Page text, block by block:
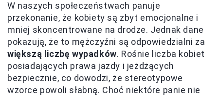
W naszych społeczeństwach panuje
przekonanie, że kobiety są zbyt emocjonalne i
mniej skoncentrowane na drodze. Jednak dane
pokazują, że to mężczyźni są odpowiedzialni za
większą liczbę wypadków. Rośnie liczba kobiet
posiadających prawa jazdy i jeżdżących
bezpiecznie, co dowodzi, że stereotypowe
wzorce powoli słabną. Choć niektóre panie nie